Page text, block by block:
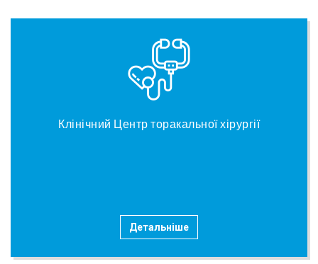
Клінічний Центр торакальної хірургії
Детальніше